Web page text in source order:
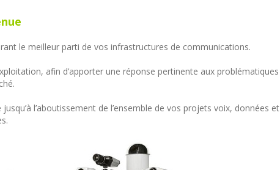
le meilleur parti de vos infrastructures de communications.
afin d’apporter une réponse pertinente aux problématiques
l’aboutissement de l’ensemble de vos projets voix, données et